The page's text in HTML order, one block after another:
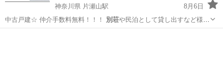
神奈川県 片瀬山駅
8月6日
中古戸建☆ 仲介手数料無料！！！ 別荘や民泊として貸し出すなど様々
な用途で利…